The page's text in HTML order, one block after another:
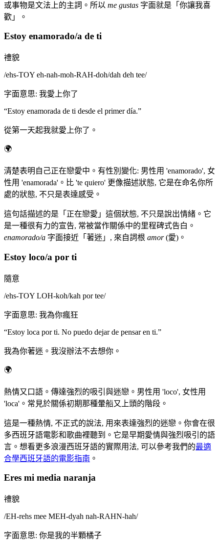
或事物是文法上的主詞。所以 me gustas 字面就是「你讓我喜
歡」。
Estoy enamorado/a de ti
禮貌
/ehs-TOY eh-nah-moh-RAH-doh/dah deh tee/
字面意思: 我愛上你了
“Estoy enamorada de ti desde el primer día.”
從第一天起我就愛上你了。
🌍
清楚表明自己正在戀愛中。有性別變化: 男性用 'enamorado', 女
性用 'enamorada'。比 'te quiero' 更像描述狀態, 它是在命名你所
處的狀態, 不只是表達感受。
這句話描述的是「正在戀愛」這個狀態, 不只是說出情緒。它
是一種很有力的宣告, 常被當作關係中的里程碑式告白。
enamorado/a 字面接近「著迷」, 來自詞根 amor(愛)。
Estoy loco/a por ti
隨意
/ehs-TOY LOH-koh/kah por tee/
字面意思: 我為你瘋狂
“Estoy loca por ti. No puedo dejar de pensar en ti.”
我為你著迷。我沒辦法不去想你。
🌍
熱情又口語。傳達強烈的吸引與迷戀。男性用 'loco', 女性用
'loca'。常見於關係初期那種暈船又上頭的階段。
這是一種熱情, 不正式的說法, 用來表達強烈的迷戀。你會在很
多西班牙語電影和歌曲裡聽到。它是早期愛情與強烈吸引的語
言。想看更多浪漫西班牙語的實際用法, 可以參考我們的最適
合學西班牙語的電影指南 。
Eres mi media naranja
禮貌
/EH-rehs mee MEH-dyah nah-RAHN-hah/
字面意思: 你是我的半顆橘子